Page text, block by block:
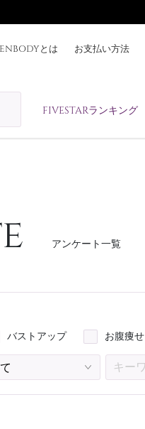
とは お支払い方法
FIVESTARランキング
気に入り
アンケート一覧
バストアップ お腹痩せ